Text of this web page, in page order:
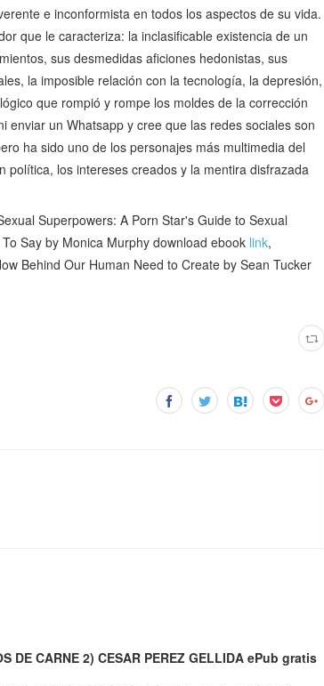
e inconformista en todos los aspectos de su vida.
que le caracteriza: la inclasificable existencia de un
sus desmedidas aficiones hedonistas, sus
la imposible relación con la tecnología, la depresión,
que rompió y rompe los moldes de la corrección
un Whatsapp y cree que las redes sociales son
ha sido uno de los personajes más multimedia del
política, los intereses creados y la mentira disfrazada
Superpowers: A Porn Star's Guide to Sexual
Say by Monica Murphy download ebook link,
Behind Our Human Need to Create by Sean Tucker
DE CARNE 2) CESAR PEREZ GELLIDA ePub gratis